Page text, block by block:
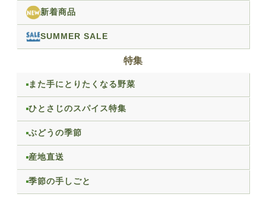
新着商品
SUMMER SALE
特集
また手にとりたくなる野菜
ひとさじのスパイス特集
ぶどうの季節
産地直送
季節の手しごと